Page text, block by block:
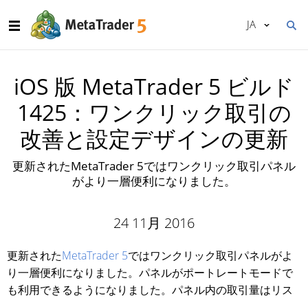
JA
iOS 版 MetaTrader 5 ビルド
1425：ワンクリック取引の
改善と設定デザインの更新
更新されたMetaTrader 5ではワンクリック取引パネル
がより一層便利になりました。
24 11月 2016
更新されたMetaTrader 5ではワンクリック取引パネルがよ
り一層便利になりました。パネルがポートレートモードで
も利用できるようになりました。パネル内の取引量はリス